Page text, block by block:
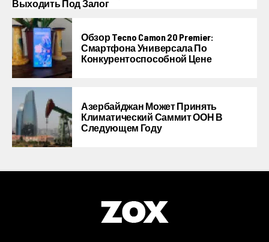
Выходить Под Залог
Обзор Tecno Camon 20 Premier:
Смартфона Универсала По
Конкурентоспособной Цене
Азербайджан Может Принять
Климатический Саммит ООН В
Следующем Году